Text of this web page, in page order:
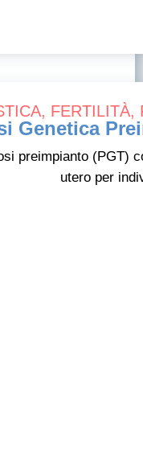
, FERTILITÀ,
Genetica
preimpianto (PGT)
utero per